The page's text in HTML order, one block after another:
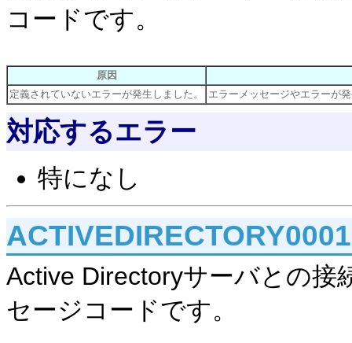
コードです。
原因
定義されていないエラーが発生しました。
エラーメッセージやエラーが
対応するエラー
特になし
Active Directoryサーバとの接
セージコードです。